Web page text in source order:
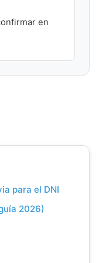
en
para el DNI
2026)